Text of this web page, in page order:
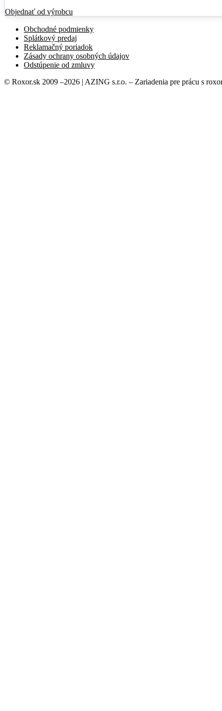
Objednať od výrobcu
Obchodné podmienky
Splátkový predaj
Reklamačný poriadok
Zásady ochrany osobných údajov
Odstúpenie od zmluvy
© Roxor.sk 2009 –2026 | AZING s.r.o. – Zariadenia pre prácu s